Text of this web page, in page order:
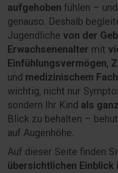
aufgehoben fühlen –
genauso. Deshalb
Jugendliche von der
Erwachsenenalter mit
Einfühlungsvermögen,
und medizinischem
wichtig, nicht nur
sondern Ihr Kind als
Blick zu behalten –
auf Augenhöhe.
Auf dieser Seite finden
übersichtlichen Einblick